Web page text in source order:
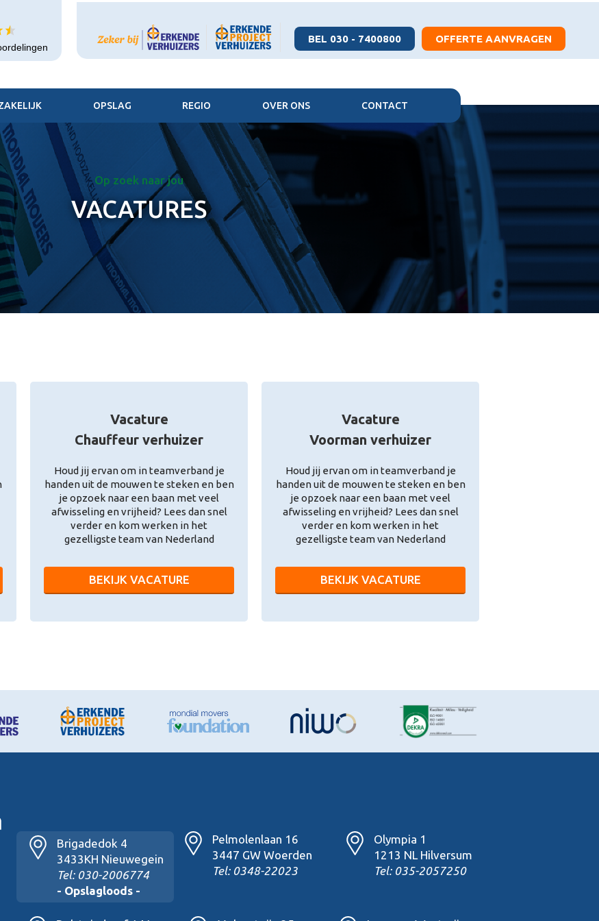
BEL 030 - 7400800 OFFERTE AANVRAGEN
OPSLAG REGIO OVER ONS CONTACT
Op zoek naar jou
VACATURES
Vacature
Chauffeur verhuizer
Houd jij ervan om in teamverband je
handen uit de mouwen te steken en ben
je opzoek naar een baan met veel
afwisseling en vrijheid? Lees dan snel
verder en kom werken in het
gezelligste team van Nederland
BEKIJK VACATURE
Vacature
Voorman verhuizer
Houd jij ervan om in teamverband je
handen uit de mouwen te steken en ben
je opzoek naar een baan met veel
afwisseling en vrijheid? Lees dan snel
verder en kom werken in het
gezelligste team van Nederland
BEKIJK VACATURE
Brigadedok 4
3433KH Nieuwegein
Tel: 030-2006774
- Opslagloods -
Pelmolenlaan 16
3447 GW Woerden
Tel: 0348-22023
Olympia 1
1213 NL Hilversum
Tel: 035-2057250